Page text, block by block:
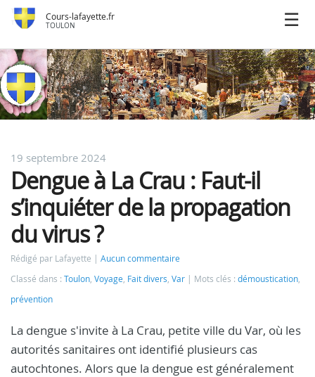
Cours-lafayette.fr
TOULON
19 septembre 2024
Dengue à La Crau : Faut-il
s’inquiéter de la propagation
du virus ?
Rédigé par Lafayette
Aucun commentaire
Classé dans : Toulon, Voyage, Fait divers, Var Mots clés : démoustication,
prévention
La dengue s'invite à La Crau, petite ville du Var, où les
autorités sanitaires ont identifié plusieurs cas
autochtones. Alors que la dengue est généralement